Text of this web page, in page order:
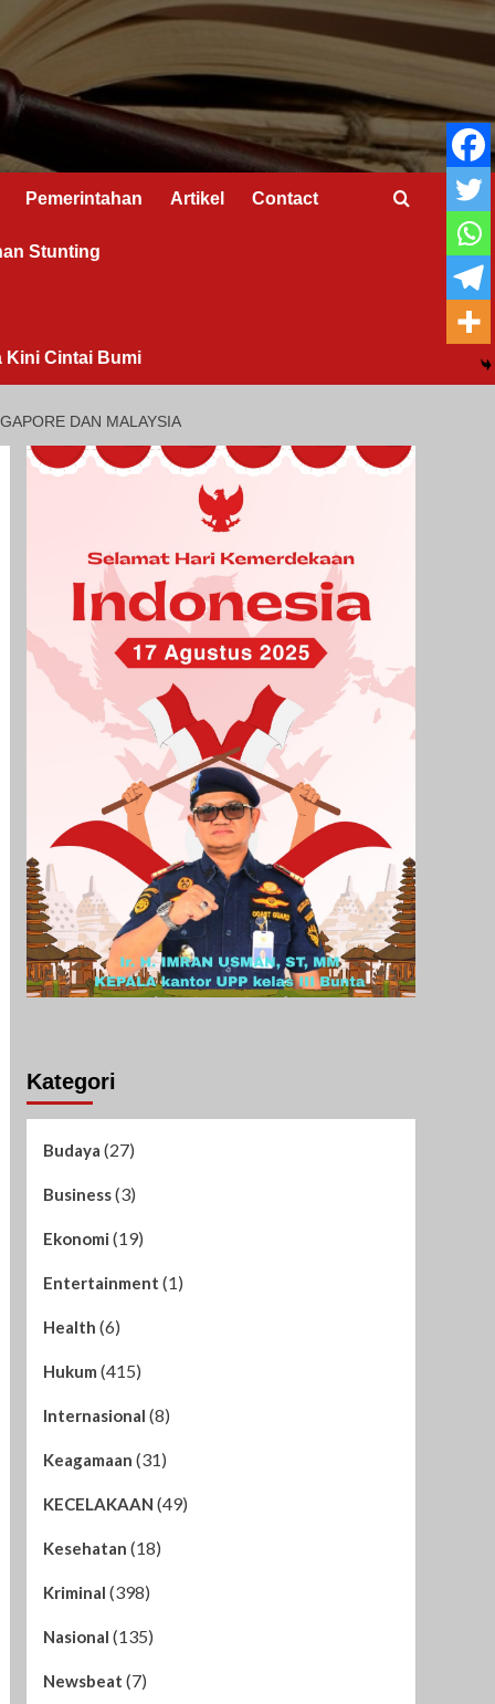
Pemerintahan Artikel Contact
Stunting
Kini Cintai Bumi
DAN MALAYSIA
Kategori
Budaya (27)
Business(3)
Ekonomi (19)
Entertainment (1)
Health (6)
Hukum (415)
Internasional (8)
Keagamaan (31)
KECELAKAAN (49)
Kesehatan (18)
Kriminal (398)
Nasional (135)
Newsbeat (7)